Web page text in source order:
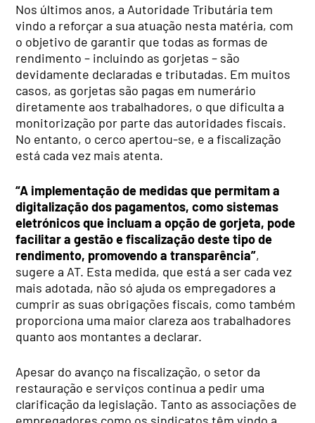
Nos últimos anos, a Autoridade Tributária tem
vindo a reforçar a sua atuação nesta matéria, com
o objetivo de garantir que todas as formas de
rendimento – incluindo as gorjetas – são
devidamente declaradas e tributadas. Em muitos
casos, as gorjetas são pagas em numerário
diretamente aos trabalhadores, o que dificulta a
monitorização por parte das autoridades fiscais.
No entanto, o cerco apertou-se, e a fiscalização
está cada vez mais atenta.
“A implementação de medidas que permitam a
digitalização dos pagamentos, como sistemas
eletrónicos que incluam a opção de gorjeta, pode
facilitar a gestão e fiscalização deste tipo de
rendimento, promovendo a transparência”,
sugere a AT. Esta medida, que está a ser cada vez
mais adotada, não só ajuda os empregadores a
cumprir as suas obrigações fiscais, como também
proporciona uma maior clareza aos trabalhadores
quanto aos montantes a declarar.
Apesar do avanço na fiscalização, o setor da
restauração e serviços continua a pedir uma
clarificação da legislação. Tanto as associações de